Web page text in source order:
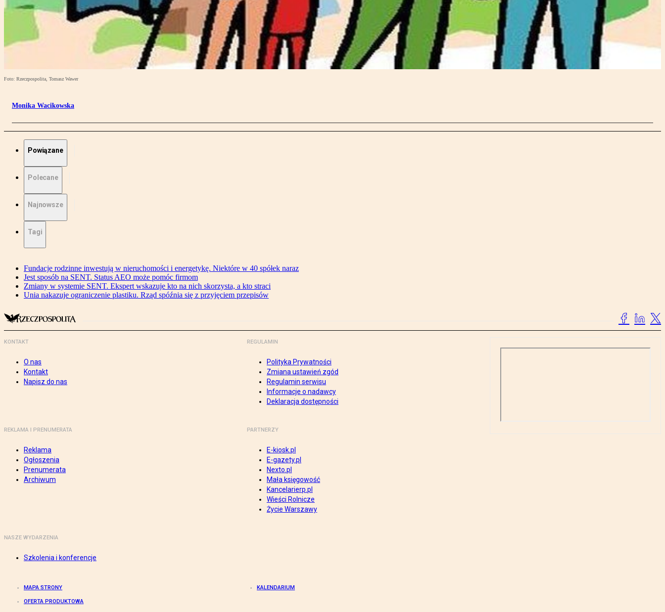
Foto: Rzeczpospolita, Tomasz Wawer
Monika Wacikowska
Powiązane
Polecane
Najnowsze
Tagi
Fundacje rodzinne inwestują w nieruchomości i energetykę. Niektóre w 40 spółek naraz
Jest sposób na SENT. Status AEO może pomóc firmom
Zmiany w systemie SENT. Ekspert wskazuje kto na nich skorzysta, a kto straci
Unia nakazuje ograniczenie plastiku. Rząd spóźnia się z przyjęciem przepisów
KONTAKT
O nas
Kontakt
Napisz do nas
REGULAMIN
Polityka Prywatności
Zmiana ustawień zgód
Regulamin serwisu
Informacje o nadawcy
Deklaracja dostępności
REKLAMA I PRENUMERATA
Reklama
Ogłoszenia
Prenumerata
Archiwum
PARTNERZY
E-kiosk.pl
E-gazety.pl
Nexto.pl
Mała księgowość
Kancelarierp.pl
Wieści Rolnicze
Życie Warszawy
NASZE WYDARZENIA
Szkolenia i konferencje
MAPA STRONY KALENDARIUM
OFERTA PRODUKTOWA